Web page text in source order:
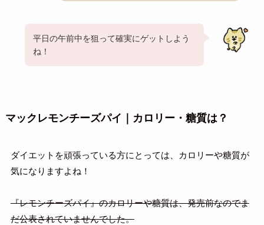
平日の午前中を狙って確実にゲットしよう
ね！
マックレモンチーズパイ｜カロリー・糖質は？
ダイエットを頑張っている方にとっては、カロリーや糖質が
気になりますよね！
『レモンチーズパイ』のカロリーや糖質は、発売前なのでま
だ公表されていませんでした。